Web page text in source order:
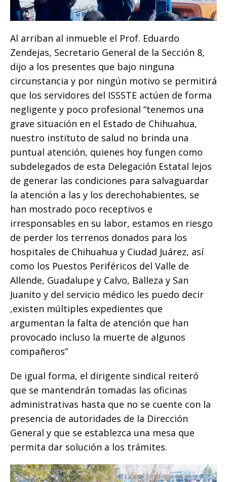
Al arriban al inmueble el Prof. Eduardo
Zendejas, Secretario General de la Sección 8,
dijo a los presentes que bajo ninguna
circunstancia y por ningún motivo se permitirá
que los servidores del ISSSTE actúen de forma
negligente y poco profesional “tenemos una
grave situación en el Estado de Chihuahua,
nuestro instituto de salud no brinda una
puntual atención, quienes hoy fungen como
subdelegados de esta Delegación Estatal lejos
de generar las condiciones para salvaguardar
la atención a las y los derechohabientes, se
han mostrado poco receptivos e
irresponsables en su labor, estamos en riesgo
de perder los terrenos donados para los
hospitales de Chihuahua y Ciudad Juárez, así
como los Puestos Periféricos del Valle de
Allende, Guadalupe y Calvo, Balleza y San
Juanito y del servicio médico les puedo decir
,existen múltiples expedientes que
argumentan la falta de atención que han
provocado incluso la muerte de algunos
compañeros”
De igual forma, el dirigente sindical reiteró
que se mantendrán tomadas las oficinas
administrativas hasta que no se cuente con la
presencia de autoridades de la Dirección
General y que se establezca una mesa que
permita dar solución a los trámites.